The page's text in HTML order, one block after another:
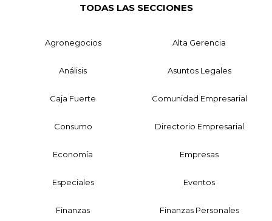
TODAS LAS SECCIONES
Agronegocios Alta Gerencia
Análisis Asuntos Legales
Caja Fuerte Comunidad Empresarial
Consumo Directorio Empresarial
Economía Empresas
Especiales Eventos
Finanzas Finanzas Personales